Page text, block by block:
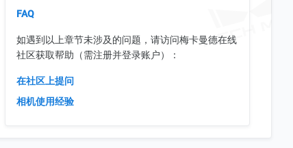
FAQ
如遇到以上章节未涉及的问题，请访问梅卡曼德在线
社区获取帮助（需注册并登录账户）：
在社区上提问
相机使用经验